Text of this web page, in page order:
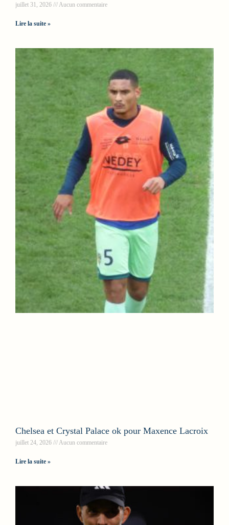
juillet 31, 2026 Aucun commentaire
Lire la suite »
Chelsea et Crystal Palace ok pour Maxence Lacroix
juillet 24, 2026 Aucun commentaire
Lire la suite »